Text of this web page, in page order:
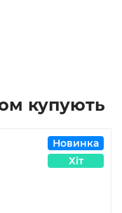
купують
Новинка
Хіт